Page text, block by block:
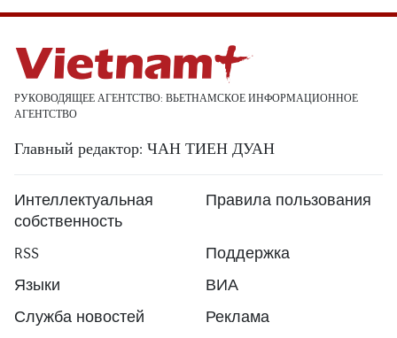
РУКОВОДЯЩЕЕ АГЕНТСТВО: ВЬЕТНАМСКОЕ ИНФОРМАЦИОННОЕ
АГЕНТСТВО
Главный редактор: ЧАН ТИЕН ДУАН
Интеллектуальная
собственность
Правила пользования
RSS
Поддержка
Языки
ВИА
Служба новостей
Реклама